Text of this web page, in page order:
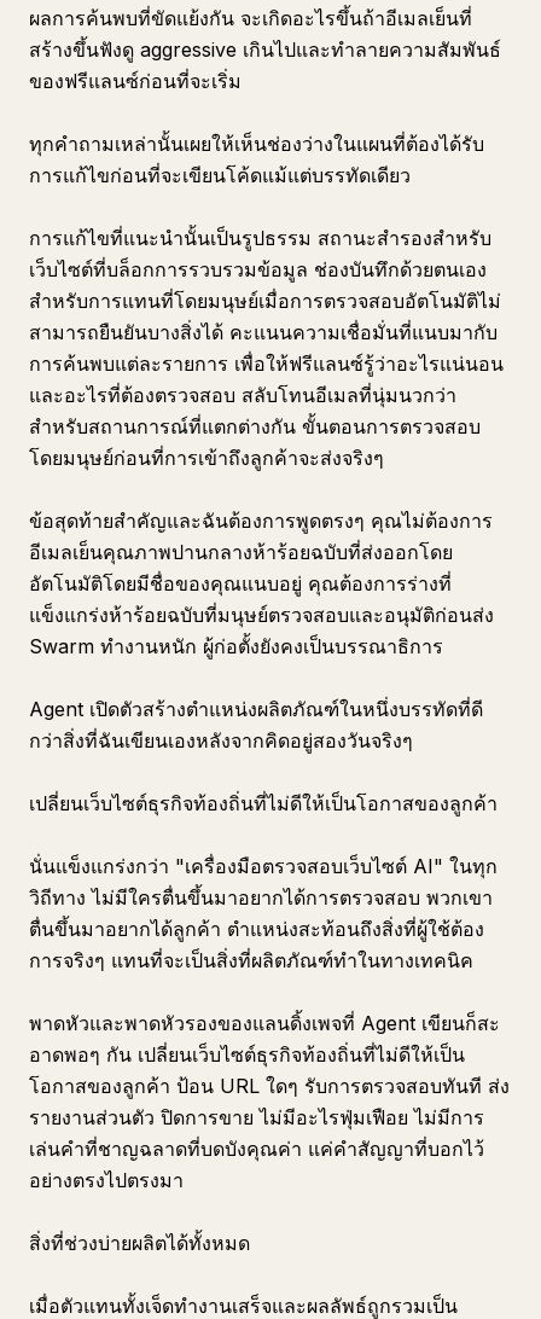
ผลการค้นพบที่ขัดแย้งกัน จะเกิดอะไรขึ้นถ้าอีเมลเย็นที่
สร้างขึ้นฟังดู aggressive เกินไปและทำลายความสัมพันธ์
ของฟรีแลนซ์ก่อนที่จะเริ่ม
ทุกคำถามเหล่านั้นเผยให้เห็นช่องว่างในแผนที่ต้องได้รับ
การแก้ไขก่อนที่จะเขียนโค้ดแม้แต่บรรทัดเดียว
การแก้ไขที่แนะนำนั้นเป็นรูปธรรม สถานะสำรองสำหรับ
เว็บไซต์ที่บล็อกการรวบรวมข้อมูล ช่องบันทึกด้วยตนเอง
สำหรับการแทนที่โดยมนุษย์เมื่อการตรวจสอบอัตโนมัติไม่
สามารถยืนยันบางสิ่งได้ คะแนนความเชื่อมั่นที่แนบมากับ
การค้นพบแต่ละรายการ เพื่อให้ฟรีแลนซ์รู้ว่าอะไรแน่นอน
และอะไรที่ต้องตรวจสอบ สลับโทนอีเมลที่นุ่มนวกว่า
สำหรับสถานการณ์ที่แตกต่างกัน ขั้นตอนการตรวจสอบ
โดยมนุษย์ก่อนที่การเข้าถึงลูกค้าจะส่งจริงๆ
ข้อสุดท้ายสำคัญและฉันต้องการพูดตรงๆ คุณไม่ต้องการ
อีเมลเย็นคุณภาพปานกลางห้าร้อยฉบับที่ส่งออกโดย
อัตโนมัติโดยมีชื่อของคุณแนบอยู่ คุณต้องการร่างที่
แข็งแกร่งห้าร้อยฉบับที่มนุษย์ตรวจสอบและอนุมัติก่อนส่ง
Swarm ทำงานหนัก ผู้ก่อตั้งยังคงเป็นบรรณาธิการ
Agent เปิดตัวสร้างตำแหน่งผลิตภัณฑ์ในหนึ่งบรรทัดที่ดี
กว่าสิ่งที่ฉันเขียนเองหลังจากคิดอยู่สองวันจริงๆ
เปลี่ยนเว็บไซต์ธุรกิจท้องถิ่นที่ไม่ดีให้เป็นโอกาสของลูกค้า
นั่นแข็งแกร่งกว่า "เครื่องมือตรวจสอบเว็บไซต์ AI" ในทุก
วิถีทาง ไม่มีใครตื่นขึ้นมาอยากได้การตรวจสอบ พวกเขา
ตื่นขึ้นมาอยากได้ลูกค้า ตำแหน่งสะท้อนถึงสิ่งที่ผู้ใช้ต้อง
การจริงๆ แทนที่จะเป็นสิ่งที่ผลิตภัณฑ์ทำในทางเทคนิค
พาดหัวและพาดหัวรองของแลนดิ้งเพจที่ Agent เขียนก็สะ
อาดพอๆ กัน เปลี่ยนเว็บไซต์ธุรกิจท้องถิ่นที่ไม่ดีให้เป็น
โอกาสของลูกค้า ป้อน URL ใดๆ รับการตรวจสอบทันที ส่ง
รายงานส่วนตัว ปิดการขาย ไม่มีอะไรฟุ่มเฟือย ไม่มีการ
เล่นคำที่ชาญฉลาดที่บดบังคุณค่า แค่คำสัญญาที่บอกไว้
อย่างตรงไปตรงมา
สิ่งที่ช่วงบ่ายผลิตได้ทั้งหมด
เมื่อตัวแทนทั้งเจ็ดทำงานเสร็จและผลลัพธ์ถูกรวมเป็น